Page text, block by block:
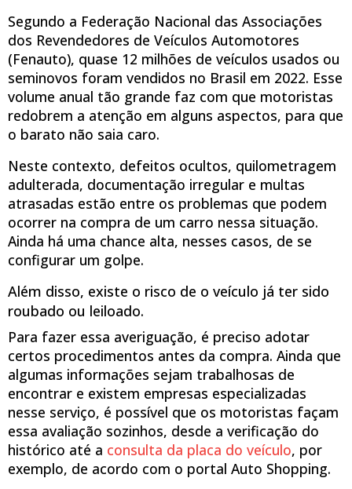
Segundo a Federação Nacional das Associações
dos Revendedores de Veículos Automotores
(Fenauto), quase 12 milhões de veículos usados ou
seminovos foram vendidos no Brasil em 2022. Esse
volume anual tão grande faz com que motoristas
redobrem a atenção em alguns aspectos, para que
o barato não saia caro.
Neste contexto, defeitos ocultos, quilometragem
adulterada, documentação irregular e multas
atrasadas estão entre os problemas que podem
ocorrer na compra de um carro nessa situação.
Ainda há uma chance alta, nesses casos, de se
configurar um golpe.
Além disso, existe o risco de o veículo já ter sido
roubado ou leiloado.
Para fazer essa averiguação, é preciso adotar
certos procedimentos antes da compra. Ainda que
algumas informações sejam trabalhosas de
encontrar e existem empresas especializadas
nesse serviço, é possível que os motoristas façam
essa avaliação sozinhos, desde a verificação do
histórico até a consulta da placa do veículo, por
exemplo, de acordo com o portal Auto Shopping.